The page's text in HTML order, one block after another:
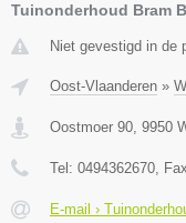
Tuinonderhoud Bram
Niet gevestigd in de
Oost-Vlaanderen »
Oostmoer 90, 9950
Tel: 0494362670,
E-mail ›